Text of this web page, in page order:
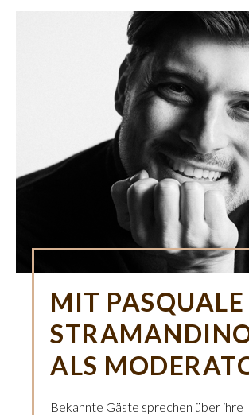
MIT PASQUALE
ALS
Bekannte Gäste sprechen über ihre